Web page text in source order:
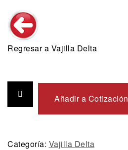
Regresar a Vajilla Delta
Añadir a Cotización
Categoría: Vajilla Delta